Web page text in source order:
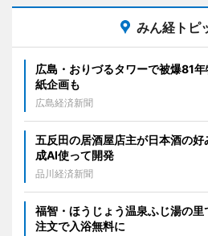
みん経トピ
広島・おりづるタワーで被爆81
紙企画も
広島経済新聞
五反田の居酒屋店主が日本酒の
成AI使って開発
品川経済新聞
福智・ほうじょう温泉ふじ湯の
注文で入浴無料に